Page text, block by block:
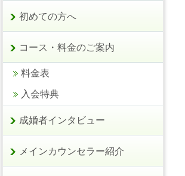
初めての方へ
コース・料金のご案内
料金表
入会特典
成婚者インタビュー
メインカウンセラー紹介